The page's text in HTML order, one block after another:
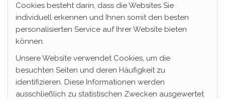
Cookies besteht darin, dass die Websites Sie
individuell erkennen und Ihnen somit den besten
personalisierten Service auf Ihrer Website bieten
können.
Unsere Website verwendet Cookies, um die
besuchten Seiten und deren Häufigkeit zu
identifizieren. Diese Informationen werden
ausschließlich zu statistischen Zwecken ausgewertet